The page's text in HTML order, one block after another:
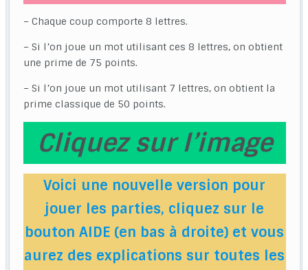
– Chaque coup comporte 8 lettres.
– Si l’on joue un mot utilisant ces 8 lettres, on obtient
une prime de 75 points.
– Si l’on joue un mot utilisant 7 lettres, on obtient la
prime classique de 50 points.
Cliquez sur l’image
Voici une nouvelle version pour
jouer les parties, cliquez sur le
bouton AIDE (en bas à droite) et vous
aurez des explications sur toutes les